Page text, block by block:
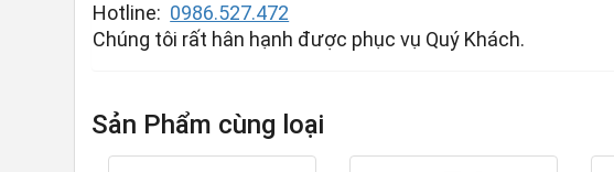
Hotline: 0986.527.472
Chúng tôi rất hân hạnh được phục vụ Quý Khách.
Sản Phẩm cùng loại